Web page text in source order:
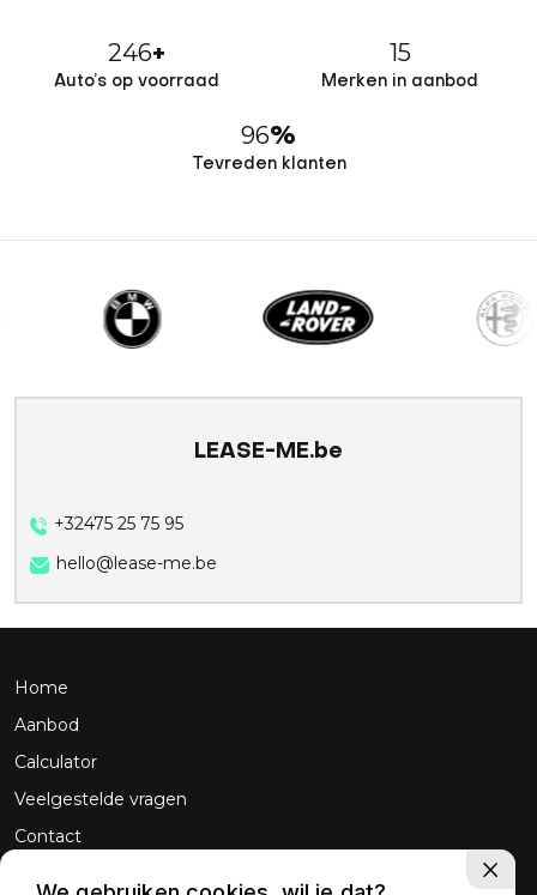
246+
Auto’s op voorraad
15
Merken in aanbod
96%
Tevreden klanten
LEASE-ME.be
+32475 25 75 95
hello@lease-me.be
Home
Aanbod
Calculator
Veelgestelde vragen
Contact